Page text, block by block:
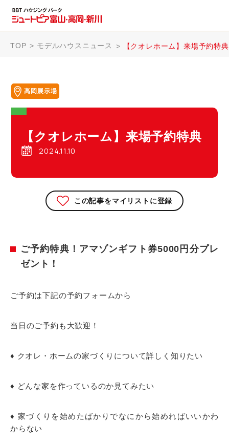
TOP モデルハウスニュース 【クオレホーム】来場予約特典
高岡展示場
【クオレホーム】来場予約特典
2024.11.10
この記事をマイリストに登録
ご予約特典！アマゾンギフト券5000円分プレ
ゼント！
ご予約は下記の予約フォームから
当日のご予約も大歓迎！
♦ クオレ・ホームの家づくりについて詳しく知りたい
♦ どんな家を作っているのか見てみたい
♦ 家づくりを始めたばかりでなにから始めればいいかわ
からない